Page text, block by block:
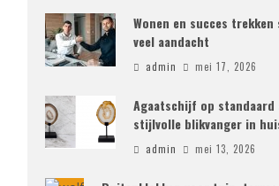
Wonen en succes trekken
veel aandacht
admin mei 17, 2026
Agaatschijf op standaard
stijlvolle blikvanger in
admin mei 13, 2026